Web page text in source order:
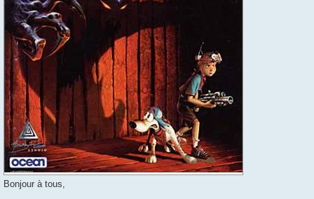
Bonjour à tous,